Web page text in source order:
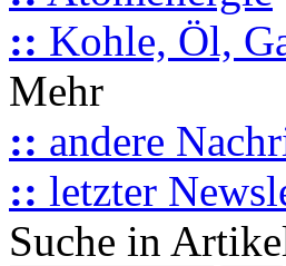
:: Kohle, Öl,
Mehr
:: andere
:: letzter
Suche in